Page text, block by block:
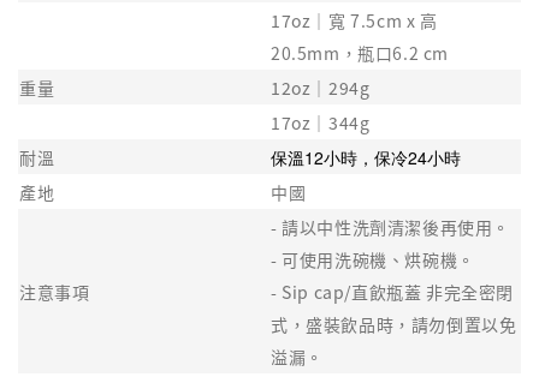
17oz｜寬 7.5cm x 高
20.5mm，瓶口6.2 cm
重量
12oz｜294g
17oz｜344g
耐溫
保溫12小時，保冷24小時
產地
中國
注意事項
- 請以中性洗劑清潔後再使用。
- 可使用洗碗機、烘碗機。
- Sip cap/直飲瓶蓋 非完全密閉
式，盛裝飲品時，請勿倒置以免
溢漏。